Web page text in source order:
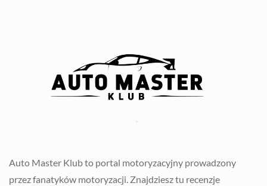
Auto Master Klub to portal motoryzacyjny prowadzony
przez fanatyków motoryzacji. Znajdziesz tu recenzje